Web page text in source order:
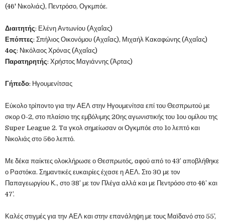
(46' Νικολιάς), Πεντρόσο, Ογκμπόε.
Διαιτητής: Ελένη Αντωνίου (Αχαΐας)
Επόπτες: Σπήλιος Οικονόμου (Αχαΐας), Μιχαήλ Κακαφώνης (Αχαΐας)
4ος: Νικόλαος Χρόνας (Αχαΐας)
Παρατηρητής: Χρήστος Μαγιάννης (Άρτας)
Γήπεδο: Ηγουμενίτσας
Εύκολο τρίποντο για την ΑΕΛ στην Ηγουμενίτσα επί του Θεσπρωτού με
σκορ 0-2, στο πλαίσιο της εμβόλιμης 20ης αγωνιστικής του 1ου ομίλου της
Super League 2. Tα γκολ σημείωσαν οι Ογκμπόε στο 1ο λεπτό και
Νικολιάς στο 56ο λεπτό.
Με δέκα παίκτες ολοκλήρωσε ο Θεσπρωτός, αφού από το 43’ αποβλήθηκε
ο Ραστόκα. Σημαντικές ευκαιρίες έχασε η ΑΕΛ. Στο 30 με τον
Παπαγεωργίου Κ., στο 38’ με τον Πλέγα αλλά και με Πεντρόσο στο 46’ και
47’.
Καλές στιγμές για την ΑΕΛ και στην επανάληψη με τους Μαϊδανό στο 55’,